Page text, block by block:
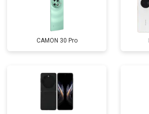
CAMON 30 Pro